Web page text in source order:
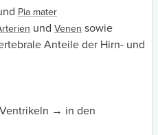
Pia mater
und Venen sowie
Anteile der Hirn- und
→ in den